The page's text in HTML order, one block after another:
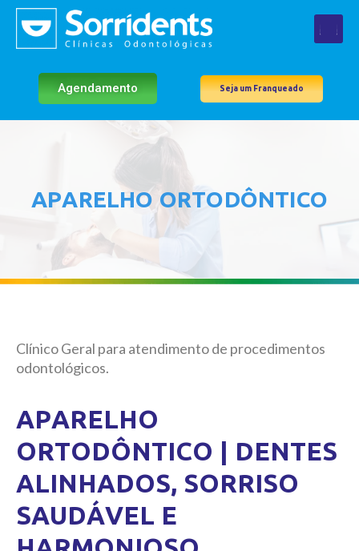
Agendamento Seja um Franqueado
APARELHO ORTODÔNTICO
Clínico Geral para atendimento de procedimentos
odontológicos.
APARELHO
ORTODÔNTICO | DENTES
ALINHADOS, SORRISO
SAUDÁVEL E